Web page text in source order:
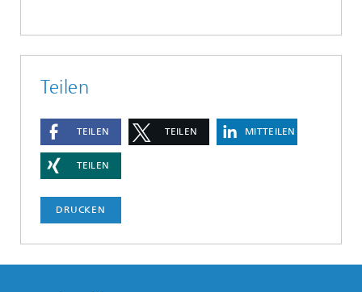
Teilen
TEILEN TEILEN MITTEILEN
TEILEN
DRUCKEN